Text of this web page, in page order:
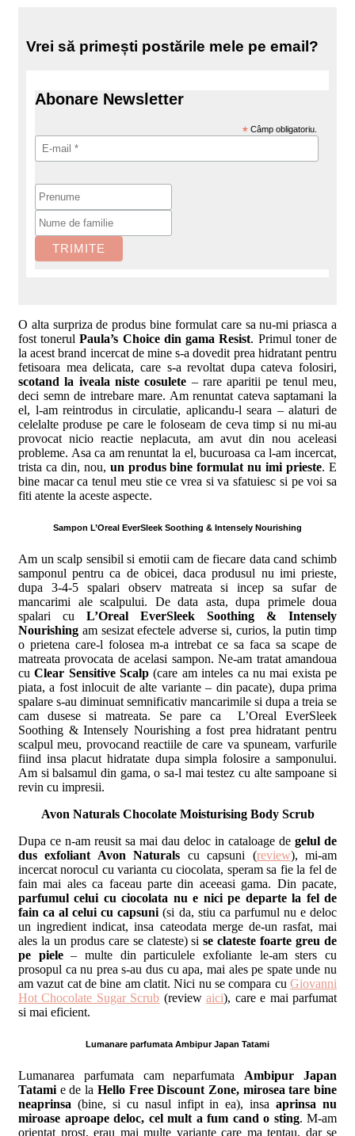
Vrei să primești postările mele pe email?
Abonare Newsletter
* Câmp obligatoriu.
O alta surpriza de produs bine formulat care sa nu-mi priasca a
fost tonerulPaula’s Choice din gama Resist. Primul toner de
la acest brand incercat de mine s-a dovedit prea hidratant pentru
fetisoara mea delicata, care s-a revoltat dupa cateva folosiri,
scotand la iveala niste cosulete – rare aparitii pe tenul meu,
deci semn de intrebare mare. Am renuntat cateva saptamani la
el, l-am reintrodus in circulatie, aplicandu-l seara – alaturi de
celelalte produse pe care le foloseam de ceva timp si nu mi-au
provocat nicio reactie neplacuta, am avut din nou aceleasi
probleme. Asa ca am renuntat la el, bucuroasa ca l-am incercat,
trista ca din, nou, un produs bine formulat nu imi prieste. E
bine macar ca tenul meu stie ce vrea si va sfatuiesc si pe voi sa
fiti atente la aceste aspecte.
Sampon L’Oreal EverSleek Soothing & Intensely Nourishing
Am un scalp sensibil si emotii cam de fiecare data cand schimb
samponul pentru ca de obicei, daca produsul nu imi prieste,
dupa 3-4-5 spalari observ matreata si incep sa sufar de
mancarimi ale scalpului. De data asta, dupa primele doua
spalari cu L’Oreal EverSleek Soothing & Intensely
Nourishing am sesizat efectele adverse si, curios, la putin timp
o prietena care-l folosea m-a intrebat ce sa faca sa scape de
matreata provocata de acelasi sampon. Ne-am tratat amandoua
cuClear Sensitive Scalp (care am inteles ca nu mai exista pe
piata, a fost inlocuit de alte variante – din pacate), dupa prima
spalare s-au diminuat semnificativ mancarimile si dupa a treia se
cam dusese si matreata. Se pare ca L’Oreal EverSleek
Soothing & Intensely Nourishing a fost prea hidratant pentru
scalpul meu, provocand reactiile de care va spuneam, varfurile
fiind insa placut hidratate dupa simpla folosire a samponului.
Am si balsamul din gama, o sa-l mai testez cu alte sampoane si
revin cu impresii.
Avon Naturals Chocolate Moisturising Body Scrub
Dupa ce n-am reusit sa mai dau deloc in cataloage de gelul de
dus exfoliant Avon Naturals cu capsuni (review), mi-am
incercat norocul cu varianta cu ciocolata, speram sa fie la fel de
fain mai ales ca faceau parte din aceeasi gama. Din pacate,
parfumul celui cu ciocolata nu e nici pe departe la fel de
fain ca al celui cu capsuni (si da, stiu ca parfumul nu e deloc
un ingredient indicat, insa cateodata merge de-un rasfat, mai
ales la un produs care se clateste) sise clateste foarte greu de
pe piele– multe din particulele exfoliante le-am sters cu
prosopul ca nu prea s-au dus cu apa, mai ales pe spate unde nu
am vazut cat de bine am clatit. Nici nu se compara cu Giovanni
Hot Chocolate Sugar Scrub (reviewaici), care e mai parfumat
si mai eficient.
Lumanare parfumata Ambipur Japan Tatami
Lumanarea parfumata cam neparfumata Ambipur Japan
Tatami e de la Hello Free Discount Zone, mirosea tare bine
neaprinsa (bine, si cu nasul infipt in ea), insa aprinsa nu
miroase aproape deloc, cel mult a fum cand o sting. M-am
orientat prost, erau mai multe variante care ma tentau, dar se